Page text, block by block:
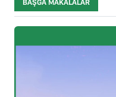
BAŞGA MAKALALAR